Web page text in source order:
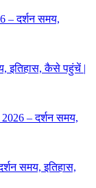
– दर्शन समय,
इतिहास, कैसे पहुंचें |
– दर्शन समय,
समय, इतिहास,